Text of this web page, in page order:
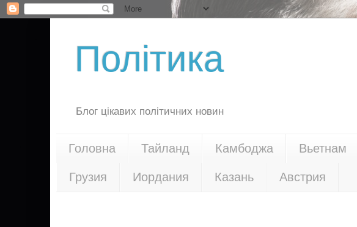
Політика
Блог цікавих політичних новин
Головна Тайланд Камбоджа Вьетнам
Грузия Иордания Казань Австрия